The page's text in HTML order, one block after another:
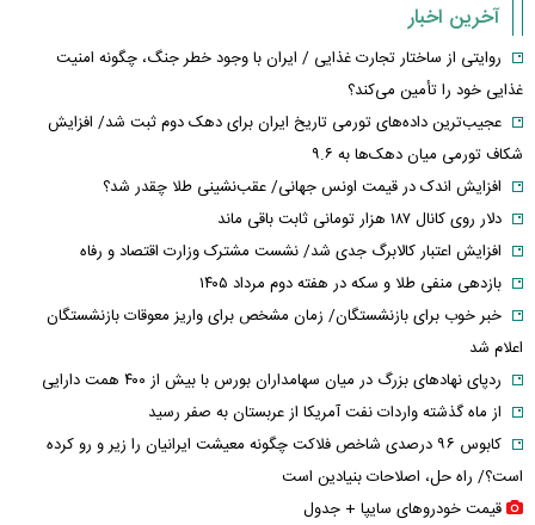
آخرین اخبار
روایتی از ساختار تجارت غذایی / ایران با وجود خطر جنگ، چگونه امنیت
غذایی خود را تأمین می‌کند؟
عجیب‌ترین داده‌های تورمی تاریخ ایران برای دهک دوم ثبت شد/ افزایش
شکاف تورمی میان دهک‌ها به ۹.۶
افزایش اندک در قیمت اونس جهانی/ عقب‌نشینی طلا چقدر شد؟
دلار روی کانال ۱۸۷ هزار تومانی ثابت باقی ماند
افزایش اعتبار کالابرگ جدی شد/ نشست مشترک وزارت اقتصاد و رفاه
بازدهی منفی طلا و سکه در هفته دوم مرداد ۱۴۰۵
خبر خوب برای بازنشستگان/ زمان مشخص برای واریز معوقات بازنشستگان
اعلام شد
ردپای نهاد‌های بزرگ در میان سهامداران بورس با بیش از ۴۰۰ همت دارایی
از ماه گذشته واردات نفت آمریکا از عربستان به صفر رسید
کابوس ۹۶ درصدی شاخص فلاکت چگونه معیشت ایرانیان را زیر و رو کرده
است؟/ راه حل، اصلاحات بنیادین است
قیمت خودرو‌های سایپا + جدول